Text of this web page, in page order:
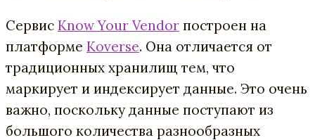
Сервис Know Your Vendor построен на
платформе Koverse. Она отличается от
традиционных хранилищ тем, что
маркирует и индексирует данные. Это очень
важно, поскольку данные поступают из
большого количества разнообразных